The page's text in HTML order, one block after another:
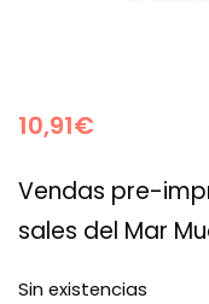
10,91€
Vendas pre-
sales del Mar
Sin existencias